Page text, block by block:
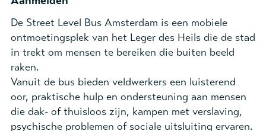
De Street Level Bus Amsterdam is een mobiele
ontmoetingsplek van het Leger des Heils die de stad
in trekt om mensen te bereiken die buiten beeld
raken.
Vanuit de bus bieden veldwerkers een luisterend
oor, praktische hulp en ondersteuning aan mensen
die dak- of thuisloos zijn, kampen met verslaving,
psychische problemen of sociale uitsluiting ervaren.